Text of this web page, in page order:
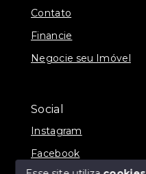
Contato
Financie
Negocie seu Imóvel
Social
Instagram
Facebook